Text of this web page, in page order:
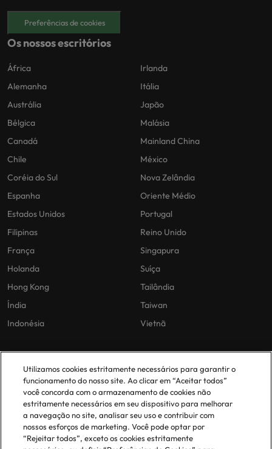
Preferências de cookies
Os nossos escritórios
África
Alemanha
Austrália
Bélgica
Canadá
Chile
Coréia do Sul
Espanha
Estados Unidos
Filipinas
França
Holanda
Hong Kong
Índia
Indonésia
Irlanda
Itália
Japão
Malásia
Mainland China
México
Nova Zelândia
Oriente Médio
Portugal
Reino Unido
Singapura
Suíça
Tailândia
Taiwan
Vietnã
As nossas políticas
Politica Privacidade
Politica de cookies
Política de Biblioteca
Politica de escravidão moderna
O nosso escritório em
Portugal
Lisboa
Utilizamos cookies estritamente necessários para garantir o
funcionamento do nosso site. Ao clicar em “Aceitar todos”
você concorda com o armazenamento de cookies não
estritamente necessários em seu dispositivo para melhorar
a navegação no site, analisar seu uso e contribuir com
nossos esforços de marketing. Você pode optar por
“Rejeitar todos”, exceto os cookies estritamente